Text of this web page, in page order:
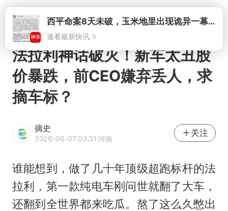
打开
法拉利神话破灭！新车太丑股
价暴跌，前CEO嫌弃丢人，求
摘车标？
摘史
2026-06-07 03:31·河南
关注
谁能想到，做了几十年顶级超跑标杆的法
拉利，第一款纯电车刚问世就翻了大车，
还翻到全世界都来吃瓜。熬了这么久憋出